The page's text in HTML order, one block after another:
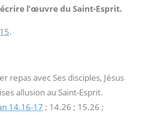
l’œuvre du Saint-Esprit.
.
repas avec Ses disciples, Jésus
allusion au Saint-Esprit.
14.16-17 ; 14.26 ; 15.26 ;